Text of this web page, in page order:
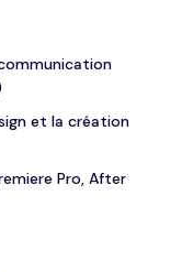
et la création
Pro, After